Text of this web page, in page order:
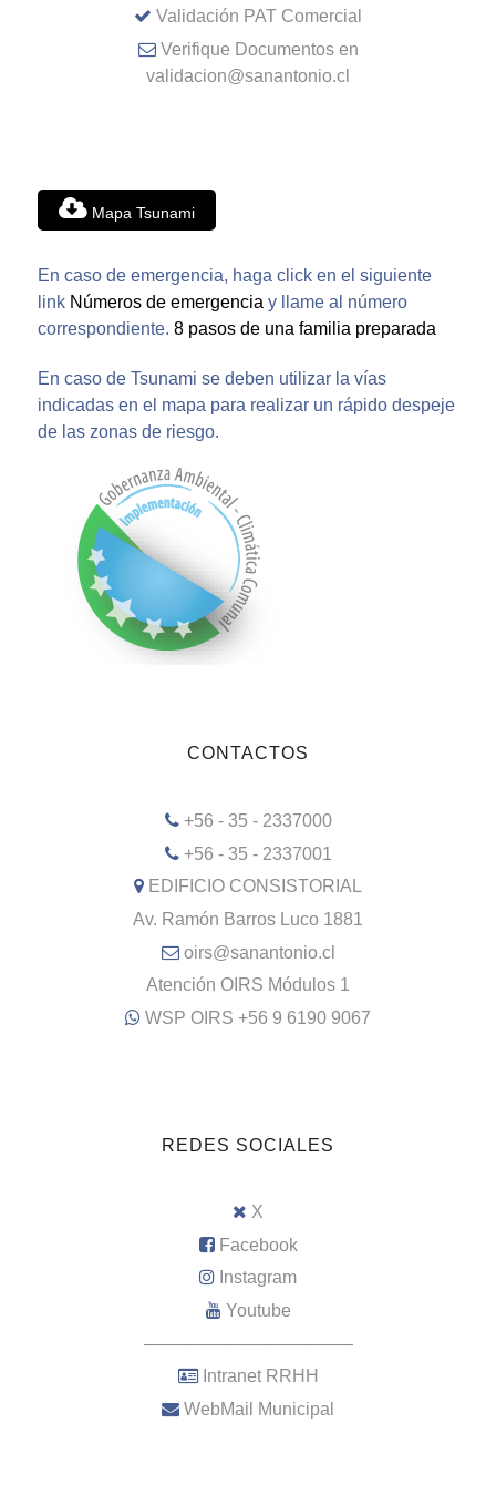
Validación PAT Comercial
Verifique Documentos en
validacion@sanantonio.cl
Mapa Tsunami
En caso de emergencia, haga click en el siguiente
link Números de emergencia y llame al número
correspondiente. 8 pasos de una familia preparada
En caso de Tsunami se deben utilizar la vías
indicadas en el mapa para realizar un rápido despeje
de las zonas de riesgo.
CONTACTOS
+56 - 35 - 2337000
+56 - 35 - 2337001
EDIFICIO CONSISTORIAL
Av. Ramón Barros Luco 1881
oirs@sanantonio.cl
Atención OIRS Módulos 1
WSP OIRS +56 9 6190 9067
REDES SOCIALES
X
Facebook
Instagram
Youtube
–––––––––––––––––––––
Intranet RRHH
WebMail Municipal